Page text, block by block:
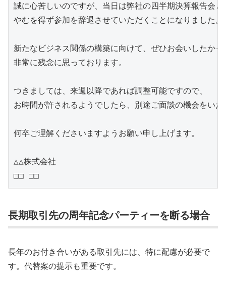
誠に心苦しいのですが、当日は弊社の四半期決算報告会
やむを得ず参加を辞退させていただくことになりました。
新たなビジネス関係の構築に向けて、ぜひお会いしたか
非常に残念に思っております。
つきましては、来週以降であれば調整可能ですので、
お時間が許されるようでしたら、別途ご面談の機会をい
何卒ご理解くださいますようお願い申し上げます。
△△株式会社
□□ □□
長期取引先の周年記念パーティーを断る場合
長年のお付き合いがある取引先には、特に配慮が必要で
す。代替案の提示も重要です。